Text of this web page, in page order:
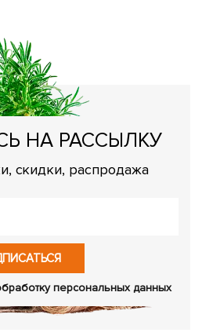
НА РАССЫЛКУ
скидки, распродажа
персональных данных